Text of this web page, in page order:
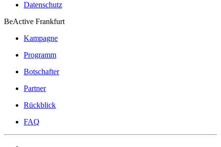
Datenschutz
BeActive Frankfurt
Kampagne
Programm
Botschafter
Partner
Rückblick
FAQ